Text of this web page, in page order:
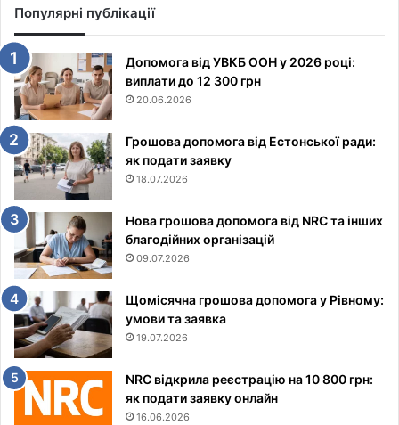
Популярні публікації
Допомога від УВКБ ООН у 2026 році:
виплати до 12 300 грн
20.06.2026
Грошова допомога від Естонської ради:
як подати заявку
18.07.2026
Нова грошова допомога від NRC та інших
благодійних організацій
09.07.2026
Щомісячна грошова допомога у Рівному:
умови та заявка
19.07.2026
NRC відкрила реєстрацію на 10 800 грн:
як подати заявку онлайн
16.06.2026